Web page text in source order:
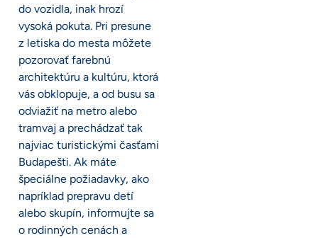
do vozidla, inak hrozí
vysoká pokuta. Pri presune
z letiska do mesta môžete
pozorovať farebnú
architektúru a kultúru, ktorá
vás obklopuje, a od busu sa
odviažiť na metro alebo
tramvaj a prechádzať tak
najviac turistickými časťami
Budapešti. Ak máte
špeciálne požiadavky, ako
napríklad prepravu detí
alebo skupín, informujte sa
o rodinných cenách a